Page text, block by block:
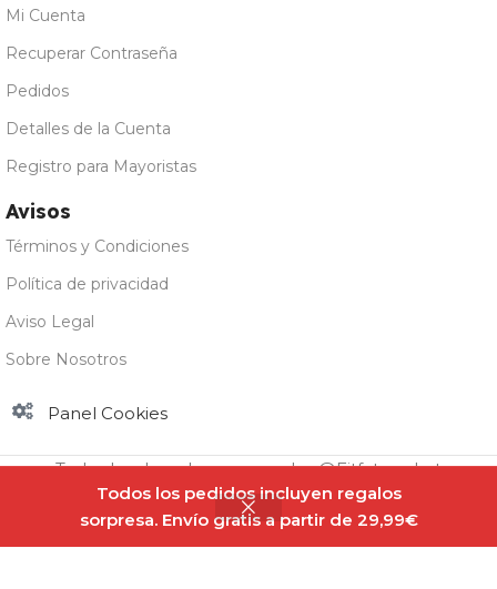
Todos los pedidos incluyen regalos
sorpresa. Envío gratis a partir de 29,99€
Mi Cuenta
Recuperar Contraseña
Pedidos
Detalles de la Cuenta
Registro para Mayoristas
Avisos
Términos y Condiciones
Política de privacidad
Aviso Legal
Sobre Nosotros
Panel Cookies
Todos los derechos reservados @Fitfatmarket